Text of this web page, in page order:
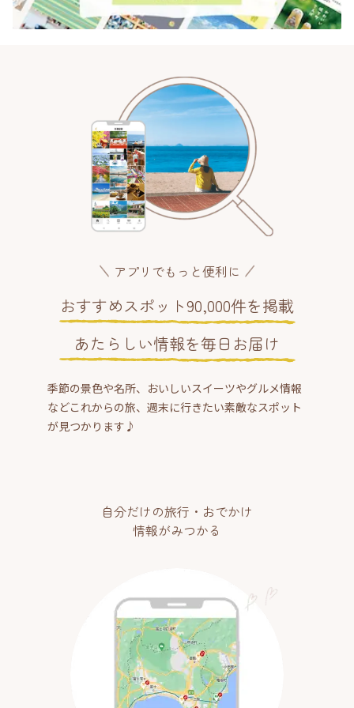
アプリでもっと便利に
おすすめスポット90,000件を掲載
あたらしい情報を毎日お届け
季節の景色や名所、おいしいスイーツやグルメ情報
などこれからの旅、週末に行きたい素敵なスポット
が見つかります♪
自分だけの旅行・おでかけ
情報がみつかる